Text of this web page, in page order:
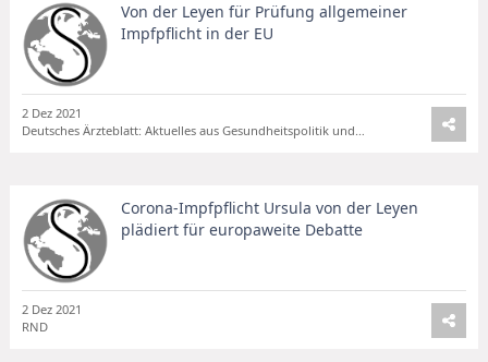
Von der Leyen für Prüfung allgemeiner
Impfpflicht in der EU
2 Dez 2021
Deutsches Ärzteblatt: Aktuelles aus Gesundheitspolitik und Medizin
Corona-Impfpflicht Ursula von der Leyen
plädiert für europaweite Debatte
2 Dez 2021
RND